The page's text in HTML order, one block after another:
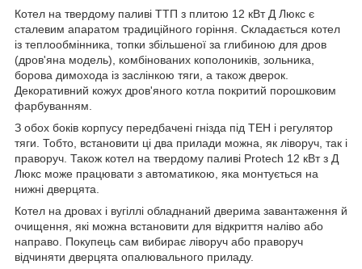
Котел на твердому паливі ТТП з плитою 12 кВт Д Люкс є
сталевим апаратом традиційного горіння. Складається котел
із теплообмінника, топки збільшеної за глибиною для дров
(дров'яна модель), комбінованих кополоників, зольника,
борова димохода із заслінкою тяги, а також дверок.
Декоративний кожух дров'яного котла покритий порошковим
фарбуванням.
З обох боків корпусу передбачені гнізда під ТЕН і регулятор
тяги. Тобто, встановити ці два прилади можна, як ліворуч, так і
праворуч. Також котел на твердому паливі Protech 12 кВт з Д
Люкс може працювати з автоматикою, яка монтується на
нижні дверцята.
Котел на дровах і вугіллі обладнаний дверима завантаження й
очищення, які можна встановити для відкриття наліво або
направо. Покупець сам вибирає ліворуч або праворуч
відчиняти дверцята опалювального приладу.